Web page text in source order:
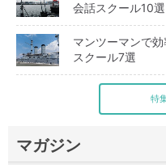
会話スクール10選
マンツーマンで
スクール7選
特
マガジン